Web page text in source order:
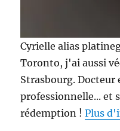
Cyrielle alias
Toronto, j'ai aussi
Strasbourg. Docteur
professionnelle... et
rédemption !Plus